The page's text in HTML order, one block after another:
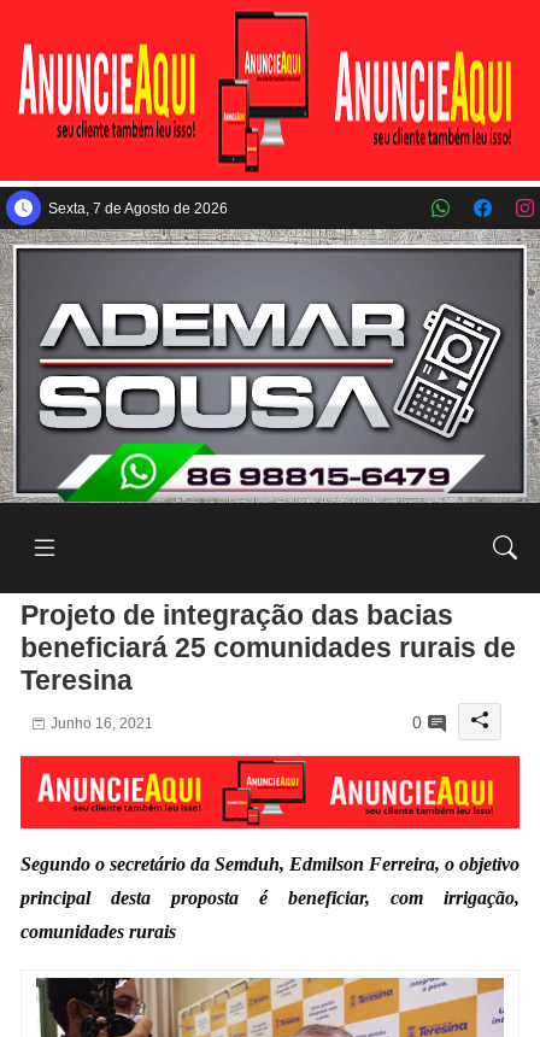
Pular para o conteúdo principal
Sexta, 7 de Agosto de 2026
Projeto de integração das bacias
beneficiará 25 comunidades rurais de
Teresina
Junho 16, 2021 0
Segundo o secretário da Semduh, Edmilson Ferreira, o objetivo
principal desta proposta é beneficiar, com irrigação,
comunidades rurais